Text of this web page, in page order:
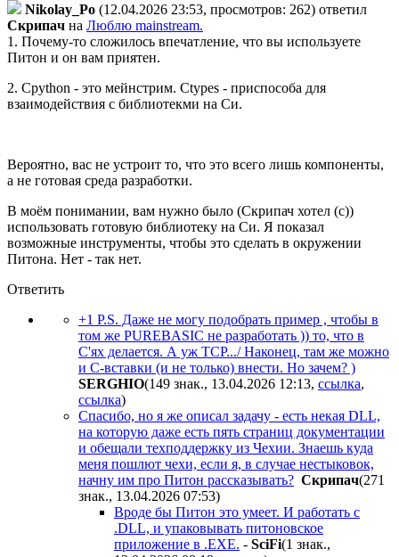
Nikolay_Po (12.04.2026 23:53, просмотров: 262) ответил
Cкpипaч на Люблю mainstream.
1. Почему-то сложилось впечатление, что вы используете
Питон и он вам приятен.
2. Cpython - это мейнстрим. Ctypes - приспособа для
взаимодействия с библиотекми на Си.
Вероятно, вас не устроит то, что это всего лишь компоненты,
а не готовая среда разработки.
В моём понимании, вам нужно было (Скрипач хотел (с))
использовать готовую библиотеку на Си. Я показал
возможные инструменты, чтобы это сделать в окружении
Питона. Нет - так нет.
Ответить
+1 P.S. Даже не могу подобрать пример , чтобы в
том же PUREBASIC не разработать )) то, что в
С'ях делается. А уж TCP.../ Наконец, там же можно
и С-вставки (и не только) внести. Но зачем? )
SERGHIO(149 знак., 13.04.2026 12:13, ссылка,
ссылка)
Спасибо, но я же описал задачу - есть некая DLL,
на которую даже есть пять страниц документации
и обещали техподдержку из Чехии. Знаешь куда
меня пошлют чехи, если я, в случае нестыковок,
начну им про Питон рассказывать? Cкpипaч(271
знак., 13.04.2026 07:53)
Вроде бы Питон это умеет. И работать с
.DLL, и упаковывать питоновское
приложение в .EXE. - SciFi(1 знак.,